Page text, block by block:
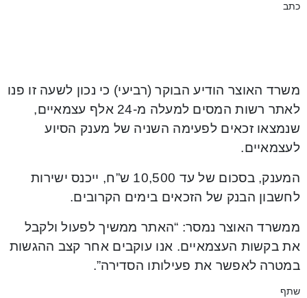
כתב
משרד האוצר הודיע הבוקר (רביעי) כי נכון לשעה זו פנו
לאתר רשות המסים למעלה מ-24 אלף עצמאיים,
שנמצאו זכאים לפעימה השניה של מענק הסיוע
לעצמאיים.
המענק, בסכום של עד 10,500 ש”ח, ייכנס ישירות
לחשבון הבנק של הזכאים בימים הקרובים.
ממשרד האוצר נמסר: “האתר ממשיך לפעול ולקבל
את בקשות העצמאיים. אנו עוקבים אחר קצב ההגשות
במטרה לאפשר את פעילותו הסדירה”.
שתף